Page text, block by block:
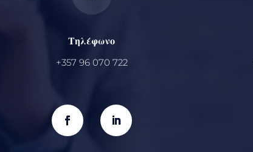
Τηλέφωνο
+357 96 070 722